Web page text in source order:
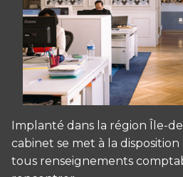
Implanté dans la région Île-
cabinet se met à la
tous renseignements